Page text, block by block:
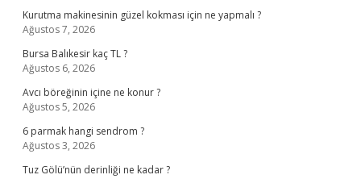
Kurutma makinesinin güzel kokması için ne yapmalı ?
Ağustos 7, 2026
Bursa Balıkesir kaç TL ?
Ağustos 6, 2026
Avcı böreğinin içine ne konur ?
Ağustos 5, 2026
6 parmak hangi sendrom ?
Ağustos 3, 2026
Tuz Gölü’nün derinliği ne kadar ?